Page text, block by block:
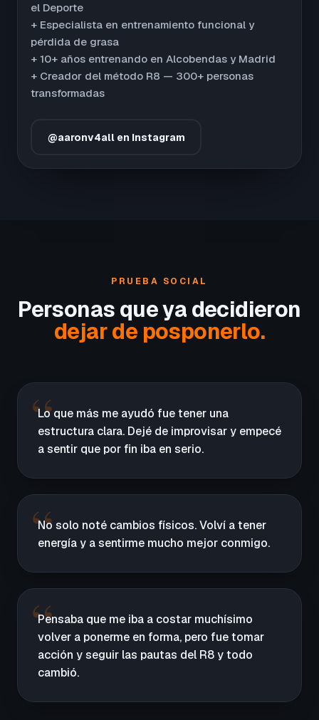
el Deporte
+ Especialista en entrenamiento funcional y
pérdida de grasa
+ 10+ años entrenando en Alcobendas y Madrid
+ Creador del método R8 — 300+ personas
transformadas
@aaronv4all en Instagram
PRUEBA SOCIAL
Personas que ya decidieron
dejar de posponerlo.
Lo que más me ayudó fue tener una
estructura clara. Dejé de improvisar y empecé
a sentir que por fin iba en serio.
No solo noté cambios físicos. Volví a tener
energía y a sentirme mucho mejor conmigo.
Pensaba que me iba a costar muchísimo
volver a ponerme en forma, pero fue tomar
acción y seguir las pautas del R8 y todo
cambió.